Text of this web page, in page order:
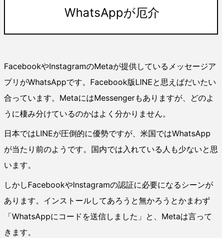
WhatsAppが厄介
FacebookやInstagramのMetaが提供しているメッセージア
プリがWhatsAppです。Facebook版LINEと思えばだいたい
合っています。MetaにはMessengerもありますが、どのよ
うに棲み分けているのかはよく分かりません。
日本ではLINEが圧倒的に優勢ですが、米国ではWhatsApp
が当たり前のようです。国内では入れている人も少ないと思
います。
しかしFacebookやInstagramの認証に必要になるシーンが
あります。インストールしてあろうと無かろうとかまわず
「WhatsAppにコードを送信しました」と、Metaは言って
きます。